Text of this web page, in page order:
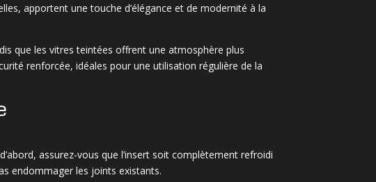
apportent une touche d’élégance et de modernité à la
que les vitres teintées offrent une atmosphère plus
renforcée, idéales pour une utilisation régulière de la
assurez-vous que l’insert soit complètement refroidi
endommager les joints existants.